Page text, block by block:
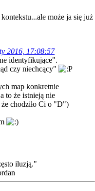
może ja się już
2016, 17:08:57
identyfikujące".
czy niechcący"
map konkretnie
to że istnieją nie
chodziło Ci o "D")
iluzją."